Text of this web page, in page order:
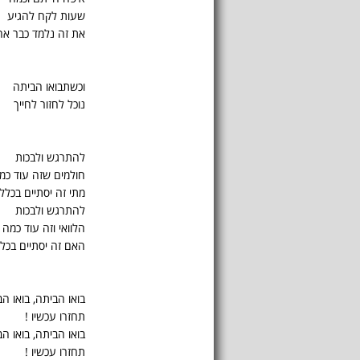
שעות לקח להגיע
את זה נלמד כבר
וכשתבואו הביתה
נוכל לחזור לחייך
להתרגש ולבכות
חולמים שזה עוד
מתי זה יסתיים
להתרגש ולבכות
הלוואי וזה עוד
האם זה יסתיים
בואו הביתה, בואו
תחזרו עכשיו !
בואו הביתה, בואו
תחזרו עכשיו !